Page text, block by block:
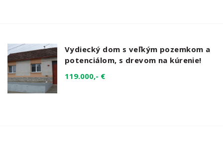
Vydiecký dom s veľkým pozemkom a
potenciálom, s drevom na kúrenie!
119.000,- €